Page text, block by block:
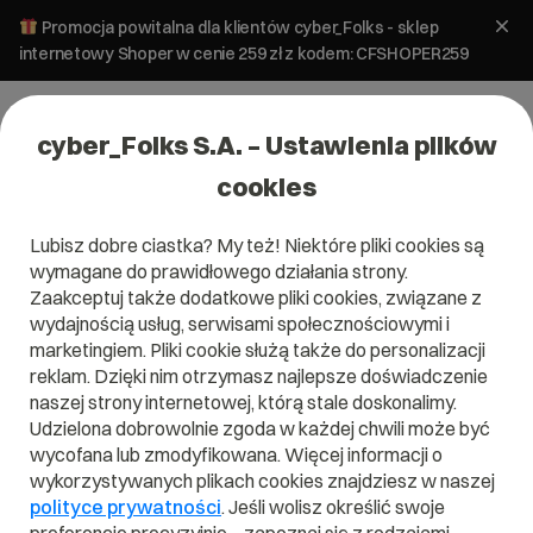
Promocja powitalna dla klientów cyber_Folks - sklep
internetowy Shoper w cenie 259 zł z kodem: CFSHOPER259
Czym jest Domain Authority?
Przeczytaj czym jestDomain Authorityw naszym
słowniku.
cyber_Folks S.A. – Ustawienia plików
cookies
Lubisz dobre ciastka? My też! Niektóre pliki cookies są
wymagane do prawidłowego działania strony.
Zaakceptuj także dodatkowe pliki cookies, związane z
wydajnością usług, serwisami społecznościowymi i
marketingiem. Pliki cookie służą także do personalizacji
reklam. Dzięki nim otrzymasz najlepsze doświadczenie
naszej strony internetowej, którą stale doskonalimy.
Udzielona dobrowolnie zgoda w każdej chwili może być
wycofana lub zmodyfikowana. Więcej informacji o
wykorzystywanych plikach cookies znajdziesz w naszej
polityce prywatności. Jeśli wolisz określić swoje